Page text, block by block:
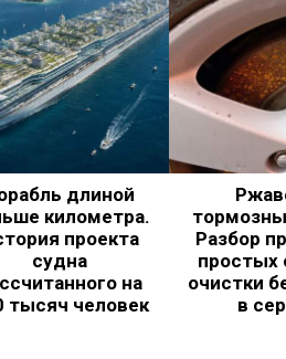
длиной
километра.
проекта
судна
на
тысяч человек
Разбор
простых
очистки
в